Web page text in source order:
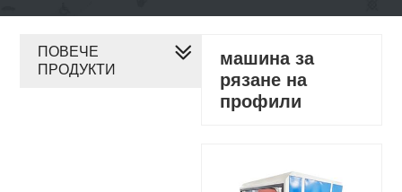
машина за
рязане на
профили
ПОВЕЧЕ
ПРОДУКТИ